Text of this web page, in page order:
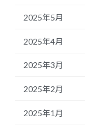
2025年5月
2025年4月
2025年3月
2025年2月
2025年1月